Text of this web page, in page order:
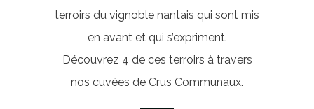
terroirs du vignoble nantais qui sont mis
en avant et qui s’expriment.
Découvrez 4 de ces terroirs à travers
nos cuvées de Crus Communaux.